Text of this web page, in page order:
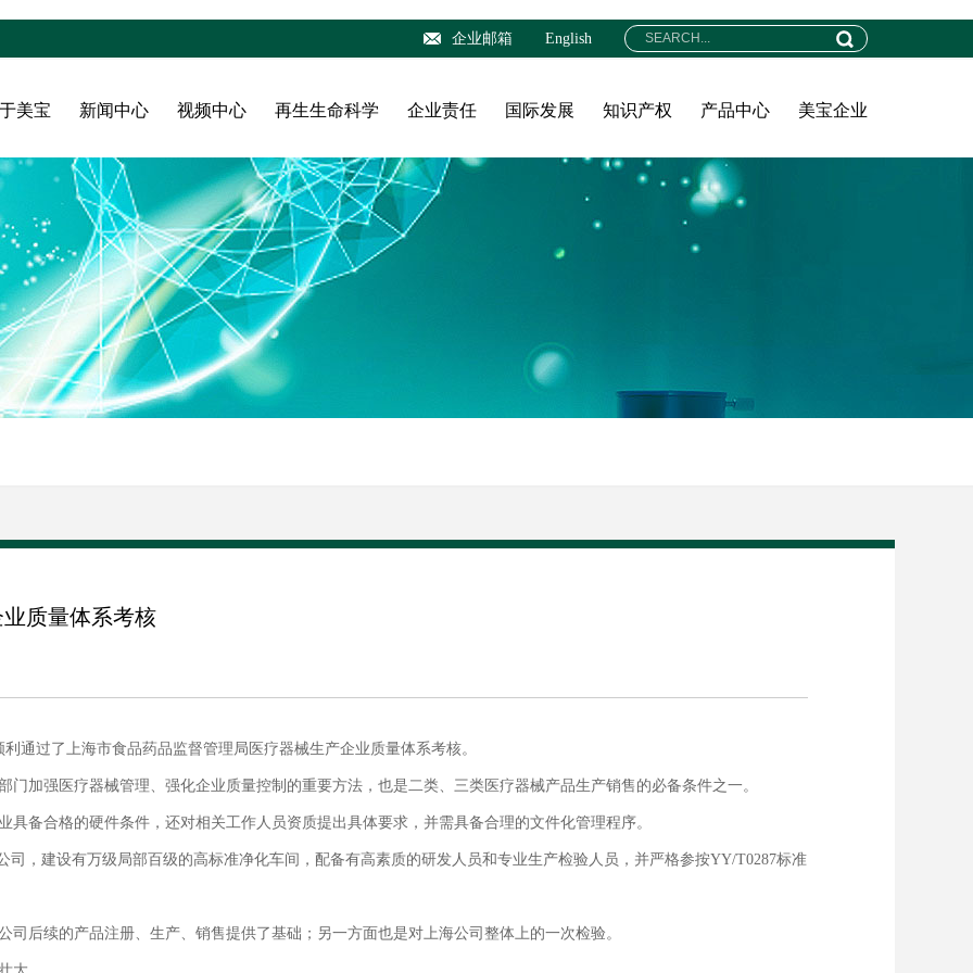
English
企业邮箱
美宝 新闻中心 视频中心 再生生命科学 企业责任 国际发展 知识产权 产品中心 美宝企业
质量体系考核
通过了上海市食品药品监督管理局医疗器械生产企业质量体系考核。
门加强医疗器械管理、强化企业质量控制的重要方法，也是二类、三类医疗器械产品生产销售的必备条件之一。
具备合格的硬件条件，还对相关工作人员资质提出具体要求，并需具备合理的文件化管理程序。
司，建设有万级局部百级的高标准净化车间，配备有高素质的研发人员和专业生产检验人员，并严格参按YY/T0287标准
后续的产品注册、生产、销售提供了基础；另一方面也是对上海公司整体上的一次检验。